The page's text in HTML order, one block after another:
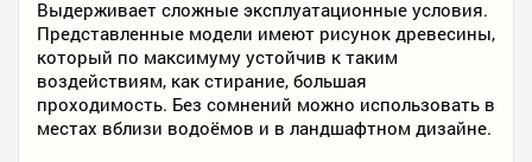
Выдерживает сложные эксплуатационные условия.
Представленные модели имеют рисунок древесины,
который по максимуму устойчив к таким
воздействиям, как стирание, большая
проходимость. Без сомнений можно использовать в
местах вблизи водоёмов и в ландшафтном дизайне.